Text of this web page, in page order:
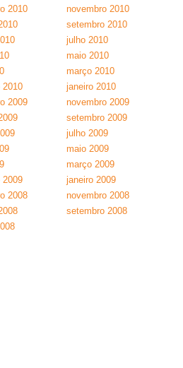
2010
novembro 2010
setembro 2010
julho 2010
maio 2010
março 2010
2010
janeiro 2010
2009
novembro 2009
setembro 2009
julho 2009
maio 2009
março 2009
2009
janeiro 2009
2008
novembro 2008
setembro 2008